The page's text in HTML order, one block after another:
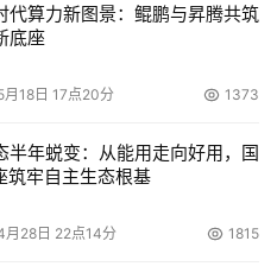
站在一起，对于用户的需求，
很谨慎，直到看清了行业趋
代算力新图景：鲲鹏与昇腾共筑
底座
18日 17点20分 1373
半年蜕变：从能用走向好用，国
筑牢自主生态根基
28日 22点14分 1815